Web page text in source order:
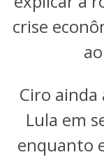
crise
Ciro
Lula em
enquanto